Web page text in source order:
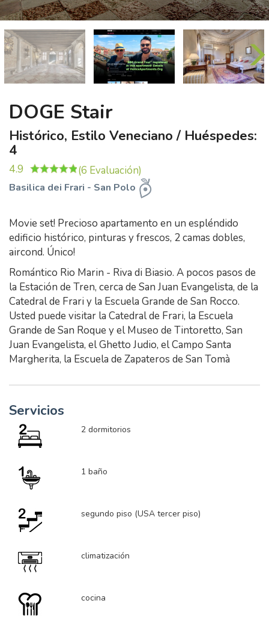
DOGE Stair
Histórico, Estilo Veneciano / Huéspedes:
4
4.9 (6 Evaluación)
Basilica dei Frari - San Polo
Movie set! Precioso apartamento en un espléndido
edificio histórico, pinturas y frescos, 2 camas dobles,
aircond. Único!
Romántico Rio Marin - Riva di Biasio. A pocos pasos de
la Estación de Tren, cerca de San Juan Evangelista, de la
Catedral de Frari y la Escuela Grande de San Rocco.
Usted puede visitar la Catedral de Frari, la Escuela
Grande de San Roque y el Museo de Tintoretto, San
Juan Evangelista, el Ghetto Judio, el Campo Santa
Margherita, la Escuela de Zapateros de San Tomà
Servicios
2 dormitorios
1 baño
segundo piso (USA tercer piso)
climatización
cocina